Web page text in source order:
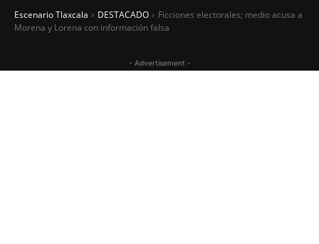
Escenario Tlaxcala DESTACADO
Ficciones electorales; medio acusa a
Morena y Lorena con información falsa
- Advertisement -